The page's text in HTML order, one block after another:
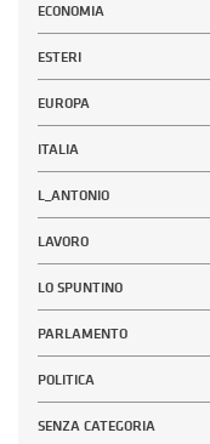
ECONOMIA
ESTERI
EUROPA
ITALIA
L_ANTONIO
LAVORO
LO SPUNTINO
PARLAMENTO
POLITICA
SENZA CATEGORIA